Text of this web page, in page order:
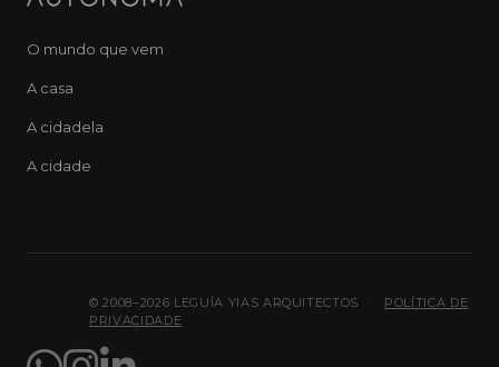
O mundo que vem
A casa
A cidadela
A cidade
© 2008–2026 LEGUÍA YIAS ARQUITECTOS ·
POLÍTICA DE
PRIVACIDADE